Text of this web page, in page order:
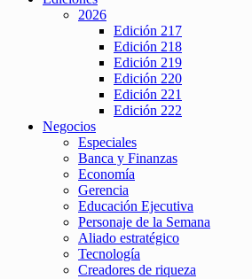
2026
Edición 217
Edición 218
Edición 219
Edición 220
Edición 221
Edición 222
Negocios
Especiales
Banca y Finanzas
Economía
Gerencia
Educación Ejecutiva
Personaje de la Semana
Aliado estratégico
Tecnología
Creadores de riqueza